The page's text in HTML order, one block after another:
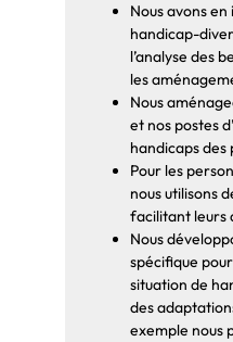
Ouverture
d’autres
partenariats
projet des
scolaire à
Retour sur
exprimées
Retour sur
me sera
Nous avons
handicap-
l’analyse des
les
Nous
et nos postes
handicaps des
Pour les
nous utilisons
facilitant leurs
Nous
spécifique
situation de
des
exemple nous